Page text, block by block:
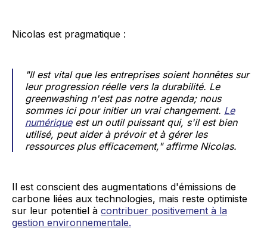
Nicolas est pragmatique :
"Il est vital que les entreprises soient honnêtes sur
leur progression réelle vers la durabilité. Le
greenwashing n'est pas notre agenda; nous
sommes ici pour initier un vrai changement. Le
numériqueest un outil puissant qui, s'il est bien
utilisé, peut aider à prévoir et à gérer les
ressources plus efficacement," affirme Nicolas.
Il est conscient des augmentations d'émissions de
carbone liées aux technologies, mais reste optimiste
sur leur potentiel à contribuer positivement à la
gestion environnementale.